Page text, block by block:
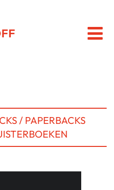
/ PAPERBACKS